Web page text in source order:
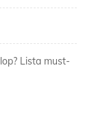
Lista must-